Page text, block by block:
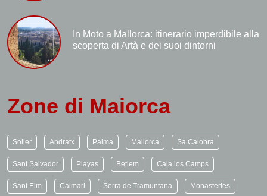
In Moto a Mallorca: itinerario imperdibile alla
scoperta di Artà e dei suoi dintorni
Zone di Maiorca
Soller Andratx Palma Mallorca Sa Calobra
Sant Salvador Playas Betlem Cala los Camps
Sant Elm Caimari Serra de Tramuntana Monasteries